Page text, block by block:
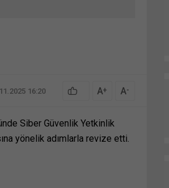
16:20 A+ A-
Siber Güvenlik Yetkinlik
yönelik adımlarla revize etti.